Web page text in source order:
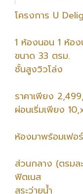
โครงการ U
️1 ห้องนอน 1 ห้อ
️ขนาด 33 ตรม.
ชั้นสูงวิวโล่ง
ราคาเพียง
ผ่อนเริ่มเพียง
ห้องมาพร้อมเฟอ
ส่วนกลาง (ตรมล
ฟิตเนส
สระว่ายน้ำ